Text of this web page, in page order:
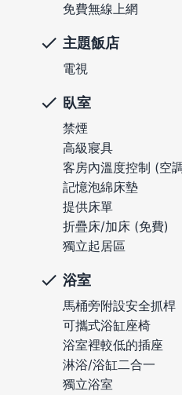
免費無線上網
主題飯店
電視
臥室
禁煙
高級寢具
客房內溫度控制 (空
記憶泡綿床墊
提供床單
折疊床/加床 (免費)
獨立起居區
浴室
馬桶旁附設安全抓桿
可攜式浴缸座椅
浴室裡較低的插座
淋浴/浴缸二合一
獨立浴室